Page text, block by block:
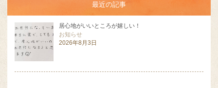
最近の記事
居心地がいいところが嬉しい！
お知らせ
2026年8月3日